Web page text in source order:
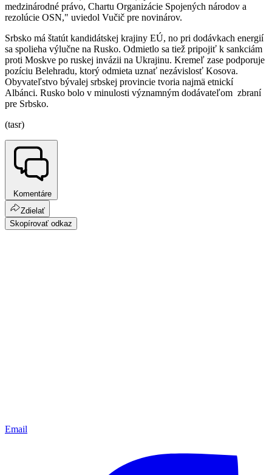
medzinárodné právo, Chartu Organizácie Spojených národov a
rezolúcie OSN," uviedol Vučič pre novinárov.
Srbsko má štatút kandidátskej krajiny EÚ, no pri dodávkach energií
sa spolieha výlučne na Rusko. Odmietlo sa tiež pripojiť k sankciám
proti Moskve po ruskej invázii na Ukrajinu. Kremeľ zase podporuje
pozíciu Belehradu, ktorý odmieta uznať nezávislosť Kosova.
Obyvateľstvo bývalej srbskej provincie tvoria najmä etnickí
Albánci. Rusko bolo v minulosti významným dodávateľom zbraní
pre Srbsko.
(tasr)
Komentáre
Zdielať
Skopírovať odkaz
Email